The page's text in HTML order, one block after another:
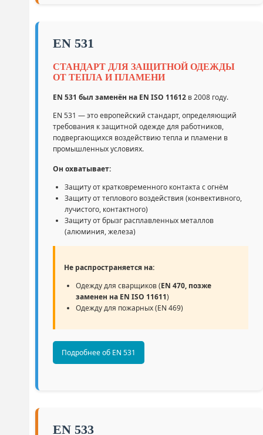
EN 531
СТАНДАРТ ДЛЯ ЗАЩИТНОЙ ОДЕЖДЫ
ОТ ТЕПЛА И ПЛАМЕНИ
EN 531 был заменён на EN ISO 11612 в 2008 году.
EN 531 — это европейский стандарт, определяющий
требования к защитной одежде для работников,
подвергающихся воздействию тепла и пламени в
промышленных условиях.
Он охватывает:
Защиту от кратковременного контакта с огнём
Защиту от теплового воздействия (конвективного,
лучистого, контактного)
Защиту от брызг расплавленных металлов
(алюминия, железа)
Не распространяется на:
Одежду для сварщиков (EN 470, позже
заменен на EN ISO 11611)
Одежду для пожарных (EN 469)
Подробнее об EN 531
EN 533